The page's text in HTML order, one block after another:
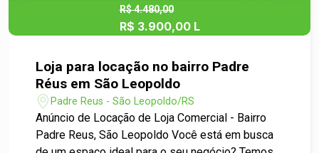
em uma comunidade vibrante. Para mais
informações e agendamento de visitas, entre em
venha fazer parte do crescimento do bairro Padre
Reus!
R$ 4.480,00
R$ 3.900,00 L
Loja para locação no bairro Padre
Réus em São Leopoldo
Padre Reus - São Leopoldo/RS
Anúncio de Locação de Loja Comercial - Bairro
Padre Reus, São Leopoldo Você está em busca